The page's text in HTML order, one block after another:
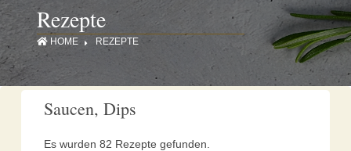
Rezepte
HOME REZEPTE
Saucen, Dips
Es wurden 82 Rezepte gefunden.